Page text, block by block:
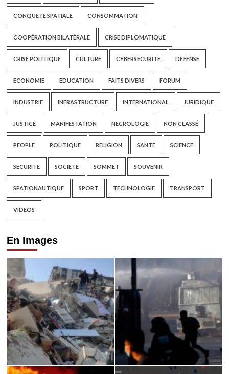
CONQUÊTE SPATIALE CONSOMMATION
COOPÉRATION BILATÉRALE CRISE DIPLOMATIQUE
CRISE POLITIQUE CULTURE CYBERSECURITE DEFENSE
ECONOMIE EDUCATION FAITS DIVERS FORUM
INDUSTRIE INFRASTRUCTURE INTERNATIONAL JURIDIQUE
JUSTICE MANIFESTATION NECROLOGIE NON CLASSÉ
PEOPLE POLITIQUE RELIGION SANTE SCIENCE
SECURITE SOCIETE SOMMET SOUVENIR
SPATIONAUTIQUE SPORT TECHNOLOGIE TRANSPORT
VIDEOS
En Images